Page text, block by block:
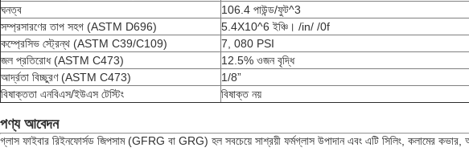
ঘনত্ব
106.4 পাউন্ড/ফুট^3
সম্প্রসারণের তাপ সহগ (ASTM D696)
5.4X10^6 ইঞ্চি। /in/ /0f
কম্প্রেসিভ স্ট্রেন্থ (ASTM C39/C109)
7, 080 PSI
জল প্রতিরোধ (ASTM C473)
12.5% ​​ওজন বৃদ্ধি
আর্দ্রতা বিচ্ছুরণ (ASTM C473)
1/8”
বিষাক্ততা এনবিএস/ইউএস টেস্টিং
বিষাক্ত নয়
পণ্য আবেদন
গ্লাস ফাইবার রিইনফোর্সড জিপসাম (GFRG বা GRG) হল সবচেয়ে সাশ্রয়ী ফর্মগ্লাস উপাদান এবং এটি সিলিং, কলামের